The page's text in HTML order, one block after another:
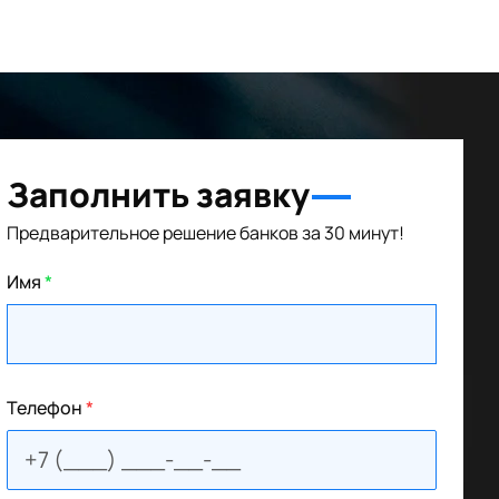
Заполнить заявку
Предварительное решение банков за 30 минут!
Имя*
Телефон*